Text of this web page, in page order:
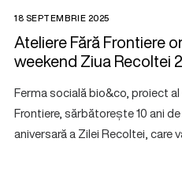
18 SEPTEMBRIE 2025
Ateliere Fără Frontiere
weekend Ziua Recoltei
Ferma socială bio&co, proiect
Frontiere, sărbătorește 10 ani
aniversară a Zilei Recoltei, care